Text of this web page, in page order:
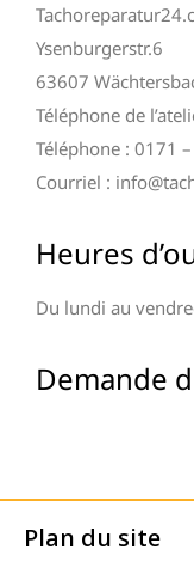
Ysenburgerstr.6
63607
Téléphone de
Téléphone : 0171
Courriel :
Heures
Du lundi au
Demande
Plan du site